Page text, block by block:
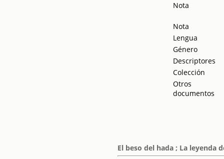
Nota
Nota
Lengua
Género
Descriptores
Colección
Otros
documentos
El beso del hada ; La leyenda